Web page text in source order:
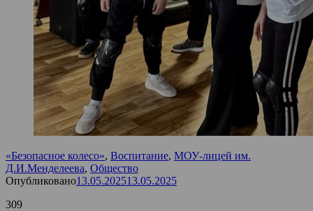
«Безопасное колесо», Воспитание, МОУ-лицей им.
Д.И.Менделеева, Общество
Опубликовано13.05.202513.05.2025
309